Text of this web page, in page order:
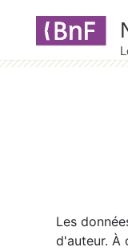
Les
d'auteur. À